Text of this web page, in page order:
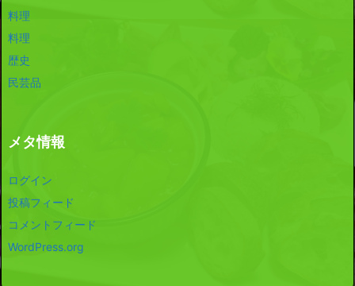
料理
料理
歴史
民芸品
メタ情報
ログイン
投稿フィード
コメントフィード
WordPress.org